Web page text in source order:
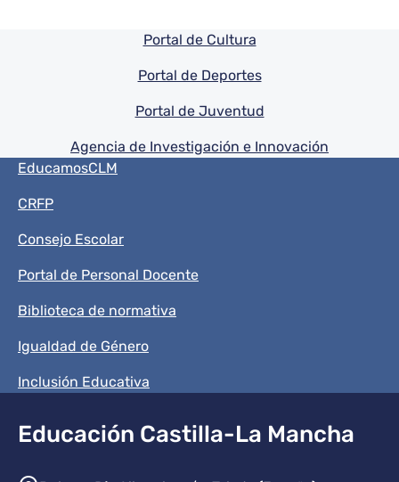
Pie de pagina información
Portal de Cultura
Portal de Deportes
Portal de Juventud
Agencia de Investigación e Innovación
Menú del pie
EducamosCLM
CRFP
Consejo Escolar
Portal de Personal Docente
Biblioteca de normativa
Igualdad de Género
Inclusión Educativa
Educación Castilla-La Mancha